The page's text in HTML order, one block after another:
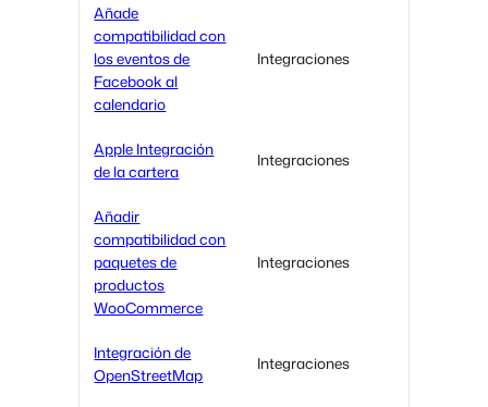
Añade
compatibilidad con
los eventos de
Facebook al
calendario
Integraciones
Apple Integración
de la cartera
Integraciones
Añadir
compatibilidad con
paquetes de
productos
WooCommerce
Integraciones
Integración de
OpenStreetMap
Integraciones